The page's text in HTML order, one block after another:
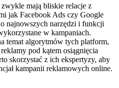
mają bliskie relacje⁤ z
jak ​Facebook Ads czy Google
najnowszych narzędzi i funkcji
w kampaniach.
temat algorytmów tych platform,
pod kątem osiągnięcia
skorzystać ‍z ich ekspertyzy, ‌aby
⁣kampanii reklamowych online.